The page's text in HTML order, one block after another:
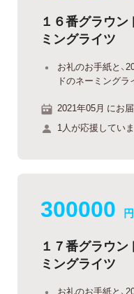
１６番グラウン
ミングライツ
お礼のお手紙と、
ドのネーミングラ
2021年05月 にお
1人が応援していま
300000 円
１７番グラウン
ミングライツ
お礼のお手紙と、